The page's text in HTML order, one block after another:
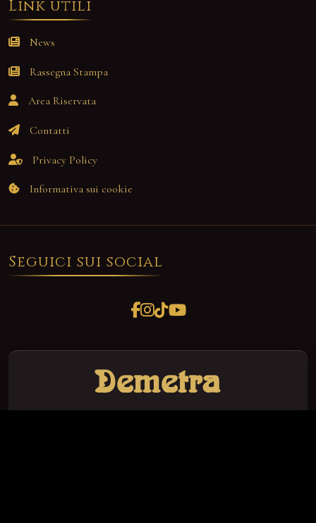
Link utili
News
Rassegna Stampa
Area Riservata
Contatti
Privacy Policy
Informativa sui cookie
Seguici sui social
Demetra